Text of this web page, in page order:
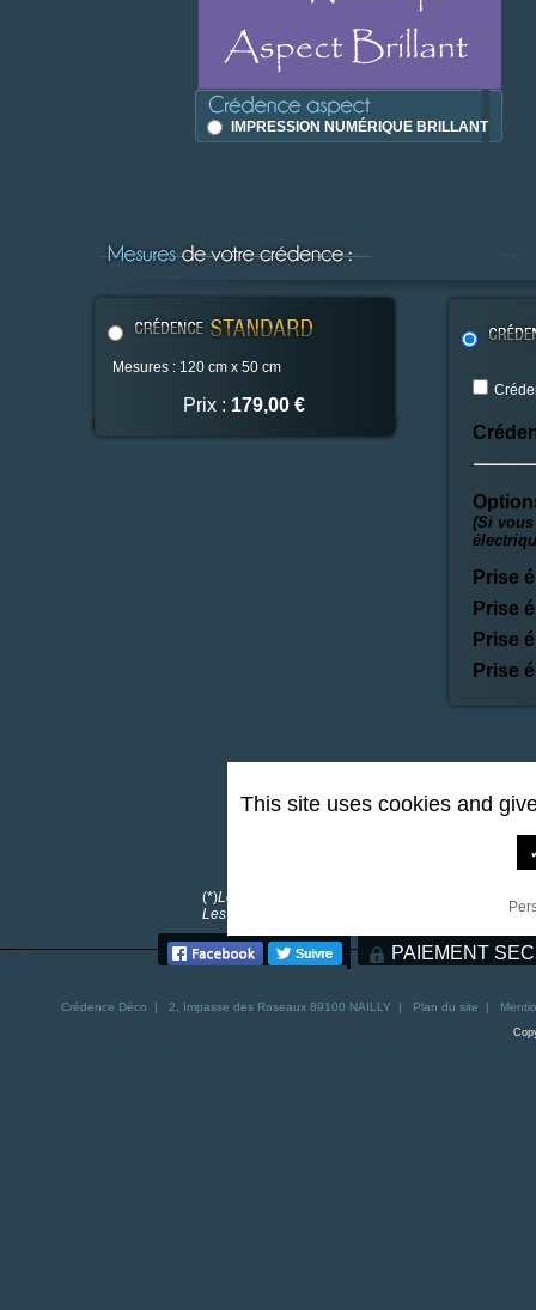
IMPRESSION NUMÉRIQUE BRILLANT
Mesures : 120 cm x 50 cm
Prix : 179,00 €
(Si
Prise
Prise
Prise
Prise
(*)Les frais de port sont offerts pour toutes
Les frais de port pour la Corse sont de 30€. Les
PAIEMENT
Crédence Déco | 2, Impasse des Roseaux 89100 NAILLY | Plan du site |
This site uses cookies and